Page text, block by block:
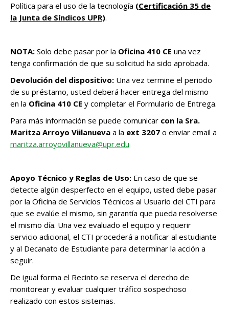
Política para el uso de la tecnología (Certificación 35 de
la Junta de Síndicos UPR).
NOTA: Solo debe pasar por la Oficina 410 CE una vez
tenga confirmación de que su solicitud ha sido aprobada.
Devolución del dispositivo: Una vez termine el periodo
de su préstamo, usted deberá hacer entrega del mismo
en la Oficina 410 CE y completar el Formulario de Entrega.
Para más información se puede comunicar con la Sra.
Maritza Arroyo Viilanueva a la ext 3207 o enviar email a
maritza.arroyovillanueva@upr.edu
Apoyo Técnico y Reglas de Uso: En caso de que se
detecte algún desperfecto en el equipo, usted debe pasar
por la Oficina de Servicios Técnicos al Usuario del CTI para
que se evalúe el mismo, sin garantía que pueda resolverse
el mismo día. Una vez evaluado el equipo y requerir
servicio adicional, el CTI procederá a notificar al estudiante
y al Decanato de Estudiante para determinar la acción a
seguir.
De igual forma el Recinto se reserva el derecho de
monitorear y evaluar cualquier tráfico sospechoso
realizado con estos sistemas.